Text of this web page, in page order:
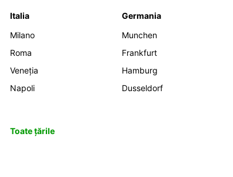
Italia
Milano
Roma
Veneția
Napoli
Germania
Munchen
Frankfurt
Hamburg
Dusseldorf
Toate țările